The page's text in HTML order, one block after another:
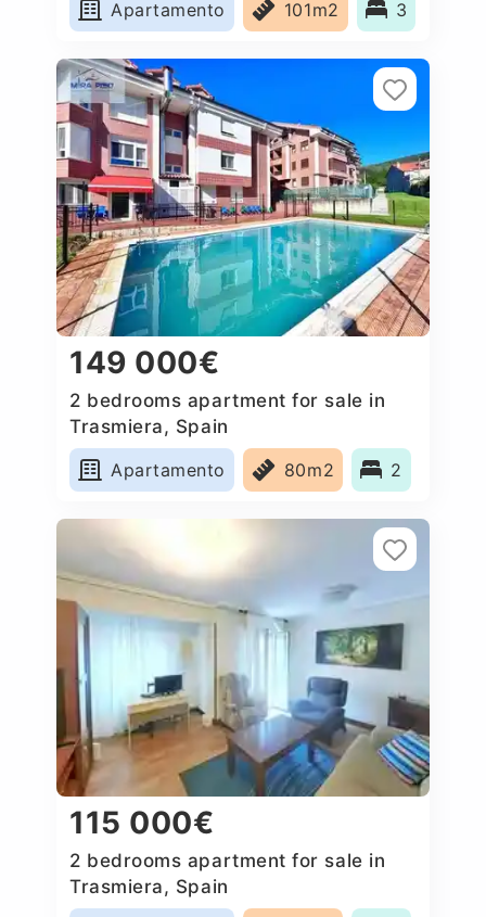
Apartamento 101m2 3
149 000€
2 bedrooms apartment for sale in
Trasmiera, Spain
Apartamento
80m2 2
115 000€
2 bedrooms apartment for sale in
Trasmiera, Spain